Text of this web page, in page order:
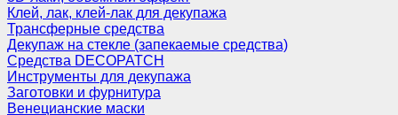
Клей, лак, клей-лак для декупажа
Трансферные средства
Декупаж на стекле (запекаемые средства)
Средства DECOPATCH
Инструменты для декупажа
Заготовки и фурнитура
Венецианские маски